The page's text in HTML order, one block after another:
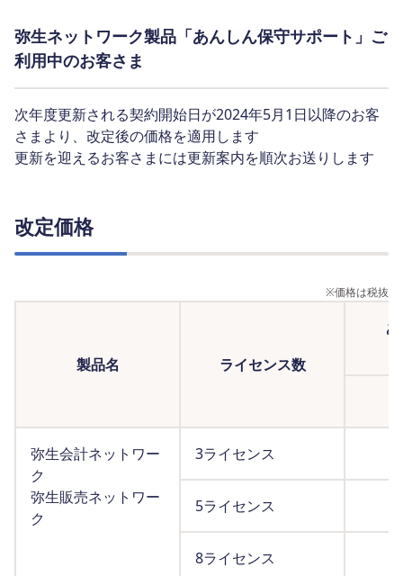
弥生ネットワーク製品「あんしん保守サポート」ご
利用中のお客さま
次年度更新される契約開始日が2024年5月1日以降のお客
さまより、改定後の価格を適用します
更新を迎えるお客さまには更新案内を順次お送りします
改定価格
※価格は税抜
製品名 ライセンス数
弥生会計ネットワー
ク
弥生販売ネットワー
ク
3ライセンス
5ライセンス
8ライセンス